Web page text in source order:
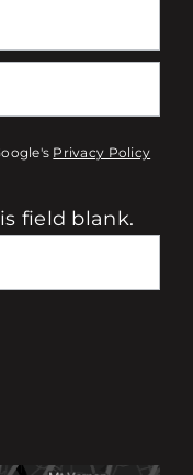
Privacy Policy
field blank.